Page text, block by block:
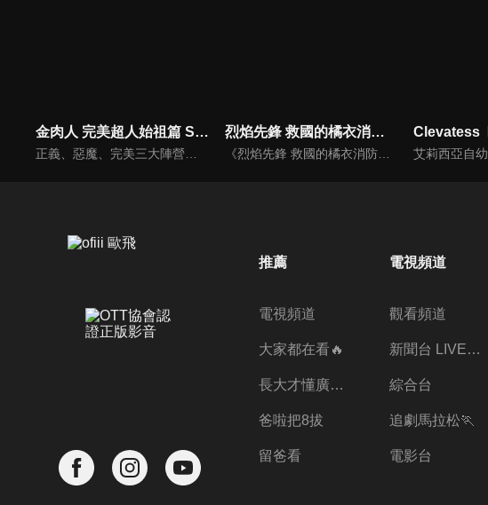
金肉人 完美超人始祖篇 Season 2 烈焰先鋒 救國的橘衣消防員
《烈焰先鋒 救國的橘衣消防員》是《火線先鋒大吾（め組の大吾）》之續作，本作由另一位新的「大吾」十朱大吾擔任主角。他與斧田駿、中村雪以及其他伙伴通過了「特別技術研修」，正式成為救助隊成員，將前往火災現場拯救傷患與受困的民眾。
推薦
電視頻道
大家都在看🔥
長大才懂廣志的偉大
爸啦把8拔
留爸看
電視頻道
觀看頻道
新聞台 LIVE 直播
綜合台
追劇馬拉松🏃
電影台